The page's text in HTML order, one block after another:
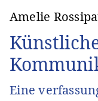
Amelie
Eine